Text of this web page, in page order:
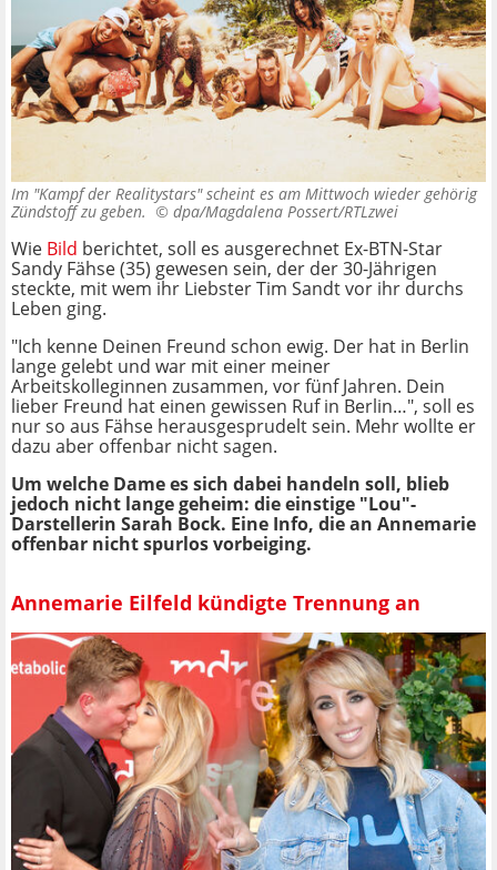
Im "Kampf der Realitystars" scheint es am Mittwoch wieder gehörig
Zündstoff zu geben. © dpa/Magdalena Possert/RTLzwei
Wie Bild berichtet, soll es ausgerechnet Ex-BTN-Star
Sandy Fähse (35) gewesen sein, der der 30-Jährigen
steckte, mit wem ihr Liebster Tim Sandt vor ihr durchs
Leben ging.
"Ich kenne Deinen Freund schon ewig. Der hat in Berlin
lange gelebt und war mit einer meiner
Arbeitskolleginnen zusammen, vor fünf Jahren. Dein
lieber Freund hat einen gewissen Ruf in Berlin…", soll es
nur so aus Fähse herausgesprudelt sein. Mehr wollte er
dazu aber offenbar nicht sagen.
Um welche Dame es sich dabei handeln soll, blieb
jedoch nicht lange geheim: die einstige "Lou"-
Darstellerin Sarah Bock. Eine Info, die an Annemarie
offenbar nicht spurlos vorbeiging.
Annemarie Eilfeld kündigte Trennung an